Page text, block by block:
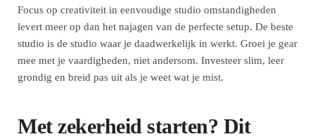
Focus op creativiteit in eenvoudige studio omstandigheden
levert meer op dan het najagen van de perfecte setup. De beste
studio is de studio waar je daadwerkelijk in werkt. Groei je gear
mee met je vaardigheden, niet andersom. Investeer slim, leer
grondig en breid pas uit als je weet wat je mist.
Met zekerheid starten? Dit